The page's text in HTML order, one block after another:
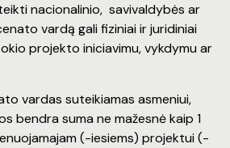
nacionalinio, savivaldybės ar
vardą gali fiziniai ir juridiniai
projekto iniciavimu, vykdymu ar
vardas suteikiamas asmeniui,
bendra suma ne mažesnė kaip 1
(-iesiems) projektui (-